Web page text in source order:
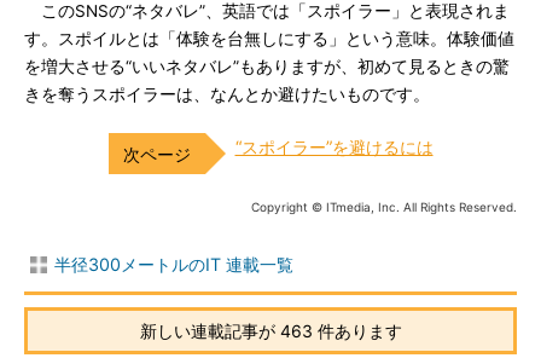
このSNSの“ネタバレ”、英語では「スポイラー」と表現されま
す。スポイルとは「体験を台無しにする」という意味。体験価値
を増大させる“いいネタバレ”もありますが、初めて見るときの驚
きを奪うスポイラーは、なんとか避けたいものです。
“スポイラー”を避けるには
Copyright © ITmedia, Inc. All Rights Reserved.
半径300メートルのIT 連載一覧
新しい連載記事が 463 件あります